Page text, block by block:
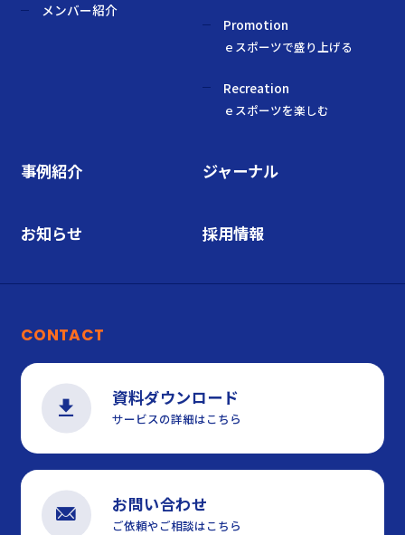
メンバー紹介
Promotion
ｅスポーツで盛り上げる
Recreation
ｅスポーツを楽しむ
事例紹介 ジャーナル
お知らせ 採用情報
CONTACT
資料ダウンロード
サービスの詳細はこちら
お問い合わせ
ご依頼やご相談はこちら